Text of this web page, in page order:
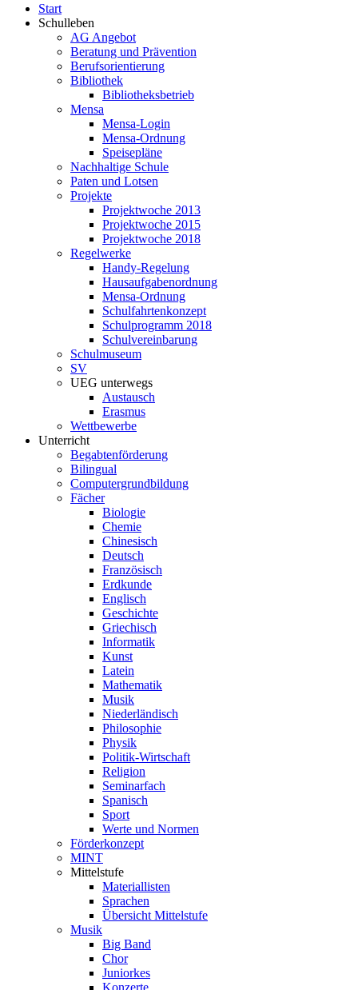
Start
Schulleben
AG Angebot
Beratung und Prävention
Berufsorientierung
Bibliothek
Bibliotheksbetrieb
Mensa
Mensa-Login
Mensa-Ordnung
Speisepläne
Nachhaltige Schule
Paten und Lotsen
Projekte
Projektwoche 2013
Projektwoche 2015
Projektwoche 2018
Regelwerke
Handy-Regelung
Hausaufgabenordnung
Mensa-Ordnung
Schulfahrtenkonzept
Schulprogramm 2018
Schulvereinbarung
Schulmuseum
SV
UEG unterwegs
Austausch
Erasmus
Wettbewerbe
Unterricht
Begabtenförderung
Bilingual
Computergrundbildung
Fächer
Biologie
Chemie
Chinesisch
Deutsch
Französisch
Erdkunde
Englisch
Geschichte
Griechisch
Informatik
Kunst
Latein
Mathematik
Musik
Niederländisch
Philosophie
Physik
Politik-Wirtschaft
Religion
Seminarfach
Spanisch
Sport
Werte und Normen
Förderkonzept
MINT
Mittelstufe
Materiallisten
Sprachen
Übersicht Mittelstufe
Musik
Big Band
Chor
Juniorkes
Konzerte